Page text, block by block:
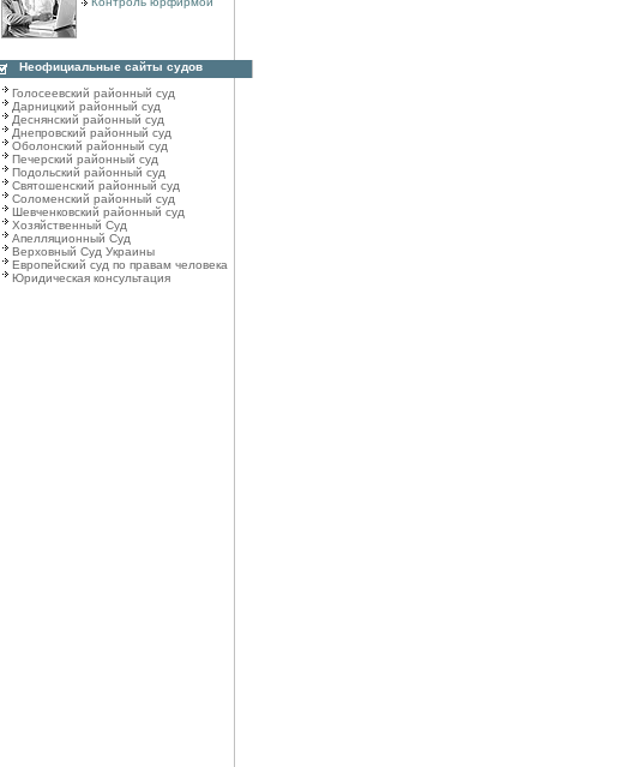
Неофициальные сайты судов
Голосеевский районный cуд
Дарницкий районный cуд
Деснянский районный cуд
Днепровский районный cуд
Оболонский районный суд
Печерский районный cуд
Подольский районный cуд
Святошенский районный cуд
Соломенский районный cуд
Шевченковский районный cуд
Хозяйственный Суд
Апелляционный Суд
Верховный Суд Украины
Европейский суд по правам человека
Юридическая консультация